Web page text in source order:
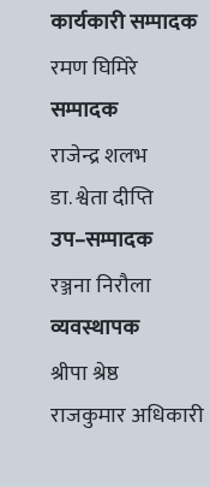
कार्यकारी सम्पादक
रमण घिमिरे
सम्पादक
राजेन्द्र शलभ
डा. श्वेता दीप्ति
उप–सम्पादक
रञ्जना निरौला
व्यवस्थापक
श्रीपा श्रेष्ठ
राजकुमार अधिकारी